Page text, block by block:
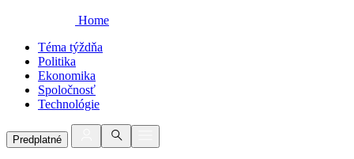
Home
Téma týždňa
Politika
Ekonomika
Spoločnosť
Technológie
Predplatné